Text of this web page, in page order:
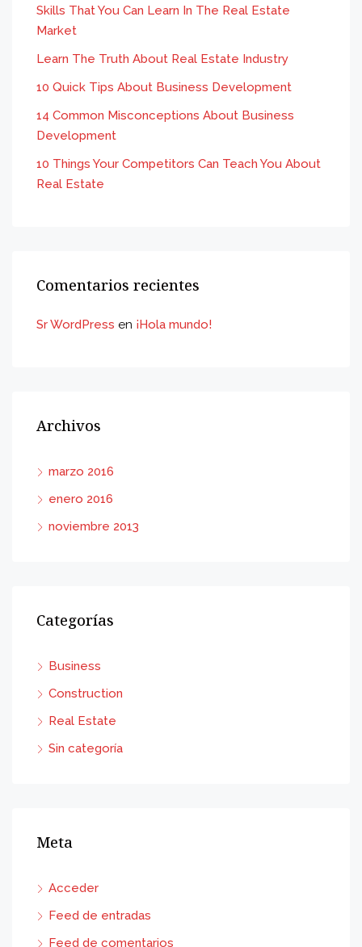
Skills That You Can Learn In The Real Estate
Market
Learn The Truth About Real Estate Industry
10 Quick Tips About Business Development
14 Common Misconceptions About Business
Development
10 Things Your Competitors Can Teach You About
Real Estate
Comentarios recientes
Sr WordPress en ¡Hola mundo!
Archivos
marzo 2016
enero 2016
noviembre 2013
Categorías
Business
Construction
Real Estate
Sin categoría
Meta
Acceder
Feed de entradas
Feed de comentarios